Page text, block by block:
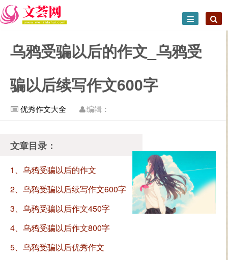
乌鸦受骗以后的作文_乌鸦受
骗以后续写作文600字
优秀作文大全 编辑：
文章目录：
1、乌鸦受骗以后的作文
2、乌鸦受骗以后续写作文600字
3、乌鸦受骗以后作文450字
4、乌鸦受骗以后作文800字
5、乌鸦受骗以后优秀作文